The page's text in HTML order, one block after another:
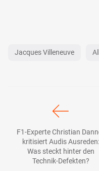
Jacques Villeneuve
F1-Experte Christian
kritisiert Audis Ausreden:
Was steckt hinter den
Technik-Defekten?